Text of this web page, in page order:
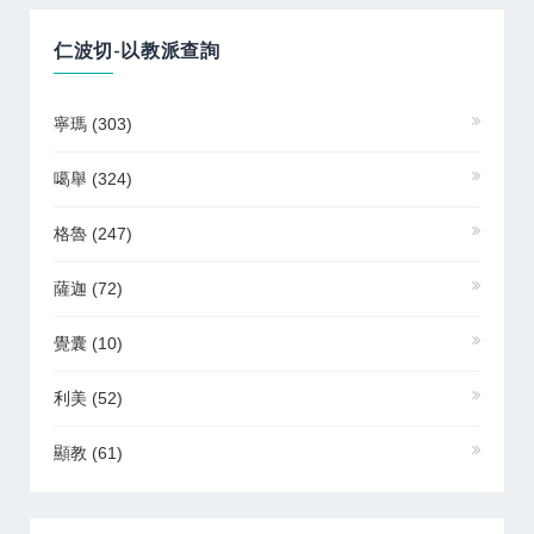
仁波切-以教派查詢
寧瑪 (303)
噶舉 (324)
格魯 (247)
薩迦 (72)
覺囊 (10)
利美 (52)
顯教 (61)